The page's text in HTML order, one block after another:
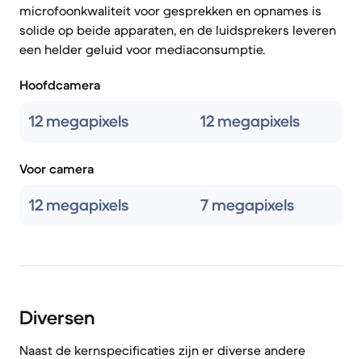
microfoonkwaliteit voor gesprekken en opnames is
solide op beide apparaten, en de luidsprekers leveren
een helder geluid voor mediaconsumptie.
Hoofdcamera
12 megapixels 12 megapixels
Voor camera
12 megapixels 7 megapixels
Diversen
Naast de kernspecificaties zijn er diverse andere